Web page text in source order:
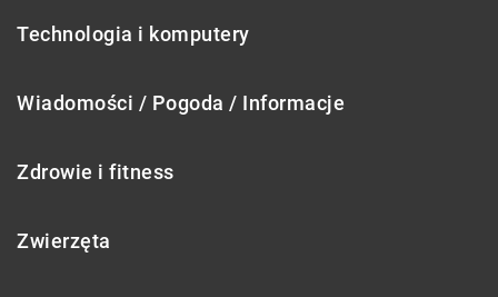
Technologia i komputery
Wiadomości / Pogoda / Informacje
Zdrowie i fitness
Zwierzęta